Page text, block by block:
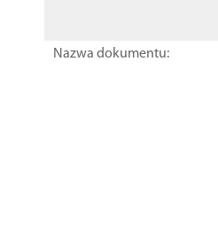
Nazwa dokumentu: